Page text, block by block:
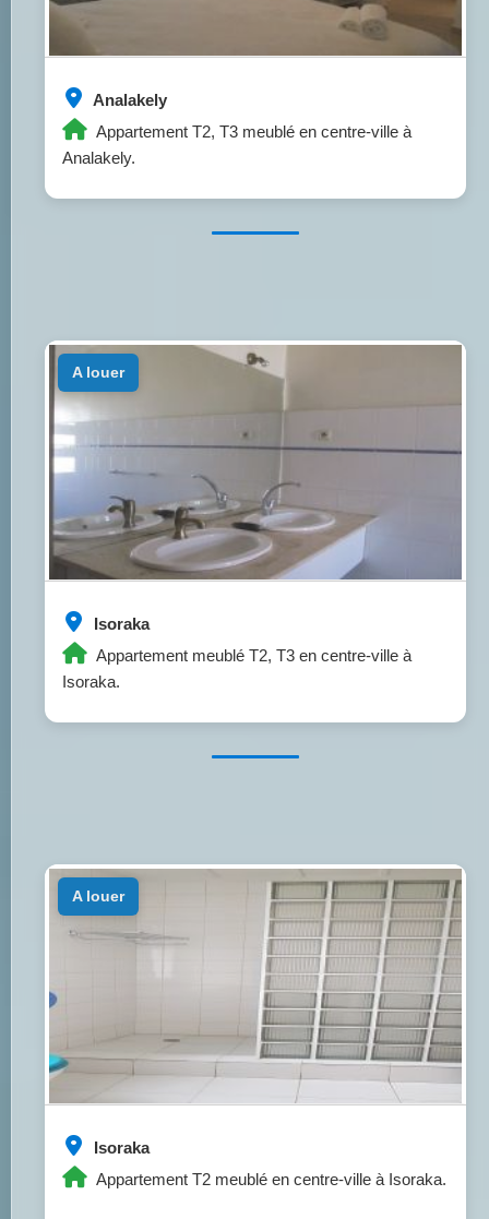
Analakely
Appartement T2, T3 meublé en centre-ville à
Analakely.
Isoraka
Appartement meublé T2, T3 en centre-ville à
Isoraka.
a louer
Isoraka
Appartement T2 meublé en centre-ville à Isoraka.
a louer